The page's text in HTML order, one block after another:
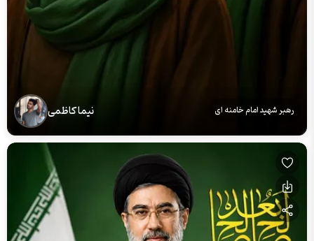
رهبر شهید امام خامنه ای نیما کاظمی